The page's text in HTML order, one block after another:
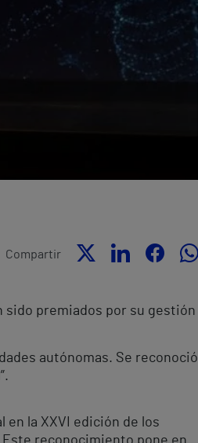
Compartir
sido premiados por su gestión
autónomas. Se reconoció
en la XXVI edición de los